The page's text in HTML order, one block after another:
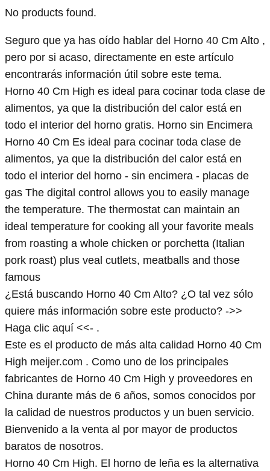
No products found.
Seguro que ya has oído hablar del Horno 40 Cm Alto ,
pero por si acaso, directamente en este artículo
encontrarás información útil sobre este tema.
Horno 40 Cm High es ideal para cocinar toda clase de
alimentos, ya que la distribución del calor está en
todo el interior del horno gratis. Horno sin Encimera
Horno 40 Cm Es ideal para cocinar toda clase de
alimentos, ya que la distribución del calor está en
todo el interior del horno - sin encimera - placas de
gas The digital control allows you to easily manage
the temperature. The thermostat can maintain an
ideal temperature for cooking all your favorite meals
from roasting a whole chicken or porchetta (Italian
pork roast) plus veal cutlets, meatballs and those
famous
¿Está buscando Horno 40 Cm Alto? ¿O tal vez sólo
quiere más información sobre este producto? ->>
Haga clic aquí <<- .
Este es el producto de más alta calidad Horno 40 Cm
High meijer.com . Como uno de los principales
fabricantes de Horno 40 Cm High y proveedores en
China durante más de 6 años, somos conocidos por
la calidad de nuestros productos y un buen servicio.
Bienvenido a la venta al por mayor de productos
baratos de nosotros.
Horno 40 Cm High. El horno de leña es la alternativa